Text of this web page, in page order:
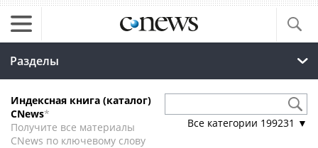
Разделы
Индексная книга (каталог)
CNews*
Получите все материалы
CNews по ключевому слову
Все категории 199231 ▼